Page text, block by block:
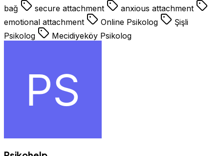
bağ
secure attachment
anxious attachment
emotional attachment
Online Psikolog
Şişli
Psikolog
Mecidiyeköy Psikolog